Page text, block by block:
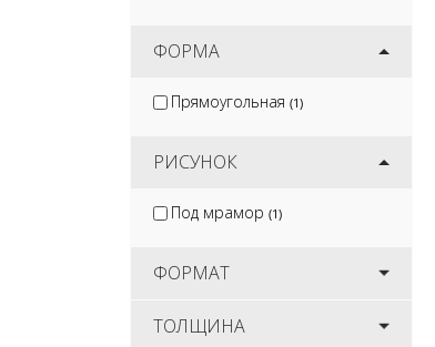
ФОРМА
Прямоугольная (1)
РИСУНОК
Под мрамор (1)
ФОРМАТ
ТОЛЩИНА